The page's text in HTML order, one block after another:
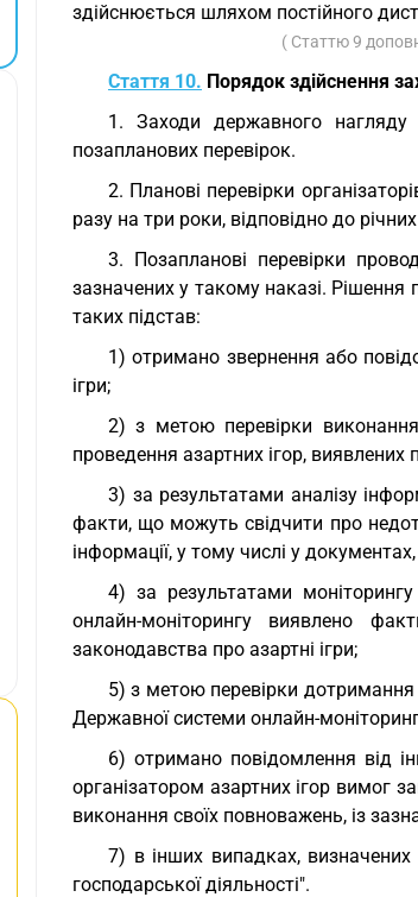
здійснюється шляхом постійного
( Статтю 9
Стаття 10. Порядок здійснення
1. Заходи державного
позапланових перевірок.
2. Планові перевірки
разу на три роки, відповідно до
3. Позапланові перевірки
зазначених у такому наказі. Рішення
таких підстав:
1) отримано звернення або
ігри;
2) з метою перевірки
проведення азартних ігор, виявлених
3) за результатами аналізу
факти, що можуть свідчити про
інформації, у тому числі у
4) за результатами
онлайн-моніторингу виявлено
законодавства про азартні ігри;
5) з метою перевірки
Державної системи онлайн-
6) отримано повідомлення від
організатором азартних ігор вимог
виконання своїх повноважень, із
7) в інших випадках, визначених
господарської діяльності".